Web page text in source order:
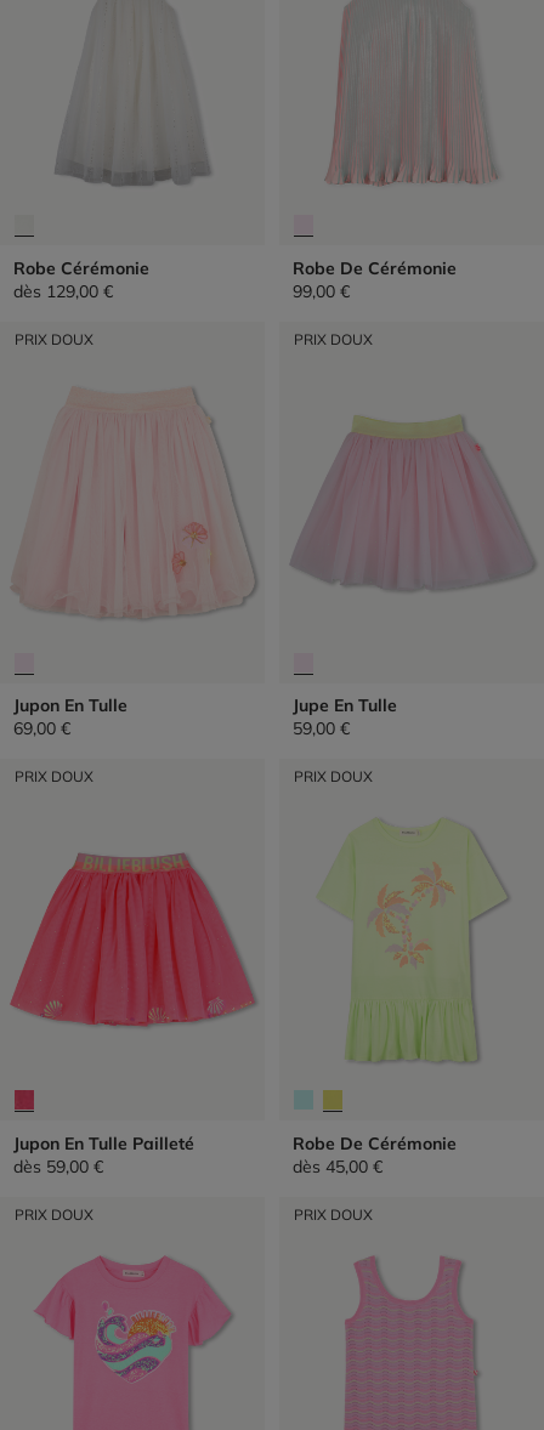
Robe Cérémonie
dès 129,00 €
Robe De Cérémonie
99,00 €
PRIX DOUX
Jupon En Tulle
69,00 €
PRIX DOUX
Jupe En Tulle
59,00 €
PRIX DOUX
Jupon En Tulle Pailleté
dès 59,00 €
PRIX DOUX
Robe De Cérémonie
dès 45,00 €
PRIX DOUX PRIX DOUX